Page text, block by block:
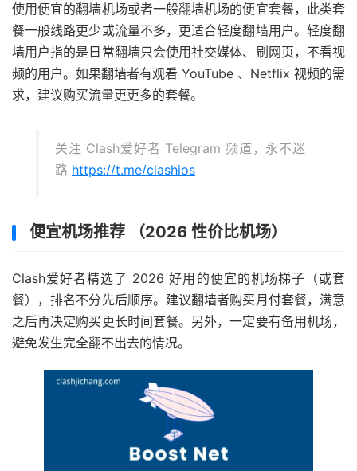
使用便宜的翻墙机场或者一般翻墙机场的便宜套餐，此类套
餐一般线路更少或流量不多，更适合轻度翻墙用户。轻度翻
墙用户指的是日常翻墙只会使用社交媒体、刷网页，不看视
频的用户。如果翻墙者有观看 YouTube 、Netflix 视频的需
求，建议购买流量更更多的套餐。
关注 Clash爱好者 Telegram 频道，永不迷
路 https://t.me/clashios
便宜机场推荐 （2026 性价比机场）
Clash爱好者精选了 2026 好用的便宜的机场梯子（或套
餐），排名不分先后顺序。建议翻墙者购买月付套餐，满意
之后再决定购买更长时间套餐。另外，一定要有备用机场，
避免发生完全翻不出去的情况。